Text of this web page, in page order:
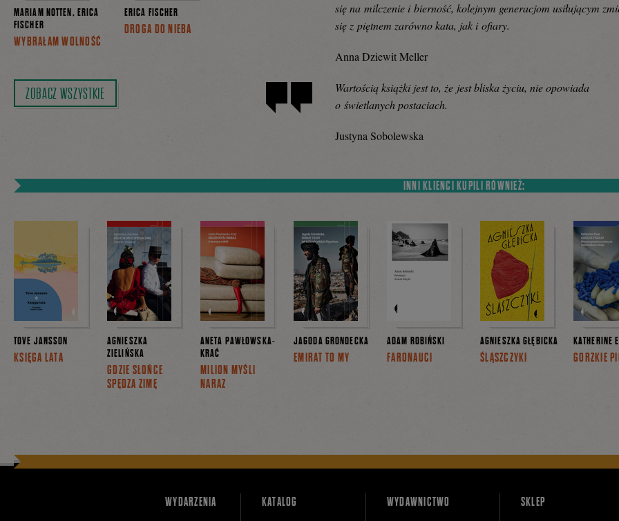
się na milczenie i bierność, kolejnym generacjom usiłującym
się z piętnem zarówno kata, jak i ofiary.
Anna Dziewit Meller
Wartością książki jest to, że jest bliska życiu, nie opowiada
o świetlanych postaciach.
Justyna Sobolewska
MARIAM NOTTEN, ERICA
FISCHER
WYBRAŁAM WOLNOŚĆ
ERICA FISCHER
DROGA DO NIEBA
ZOBACZ WSZYSTKIE
INNI KLIENCI KUPILI RÓWNIEŻ:
TOVE JANSSON
KSIĘGA LATA
AGNIESZKA
ZIELIŃSKA
GDZIE SŁOŃCE
SPĘDZA ZIMĘ
ANETA PAWŁOWSKA-
KRAĆ
MILION MYŚLI
NARAZ
JAGODA GRONDECKA
EMIRAT TO MY
ADAM ROBIŃSKI
FARONAUCI
AGNIESZKA GŁĘBICKA
ŚLĄSZCZYKI
KATHERINE
GORZKIE
WYDARZENIA KATALOG WYDAWNICTWO SKLEP